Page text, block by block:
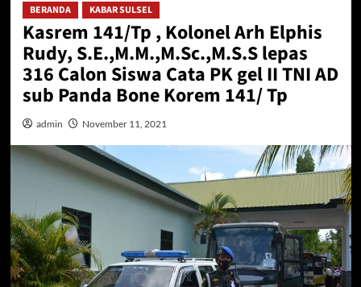
BERANDA KABAR SULSEL
Kasrem 141/Tp , Kolonel Arh Elphis
Rudy, S.E.,M.M.,M.Sc.,M.S.S lepas
316 Calon Siswa Cata PK gel II TNI AD
sub Panda Bone Korem 141/ Tp
admin November 11, 2021